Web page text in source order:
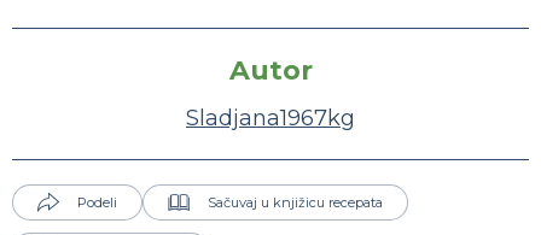
Autor
Sladjana1967kg
Podeli Sačuvaj u knjižicu recepata